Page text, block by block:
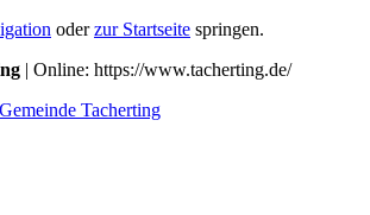
oderzur Startseite springen.
| Online: https://www.tacherting.de/